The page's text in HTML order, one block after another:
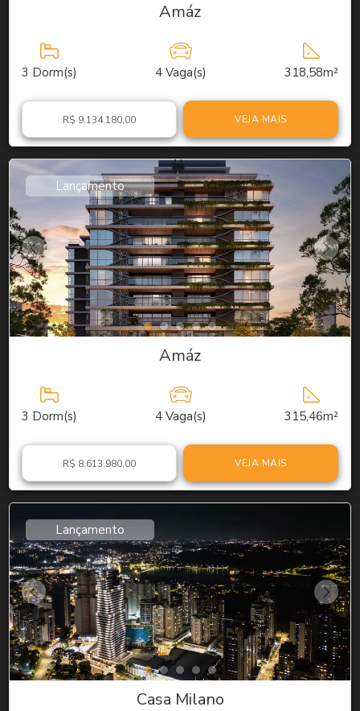
Amáz
3 Dorm(s) 4 Vaga(s) 318,58m²
R$ 9.134.180,00 VEJA MAIS
Lançamento
Amáz
3 Dorm(s) 4 Vaga(s) 315,46m²
R$ 8.613.980,00 VEJA MAIS
Lançamento
Casa Milano